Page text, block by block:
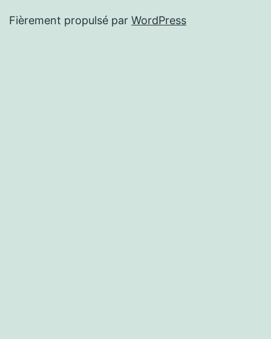
Fièrement propulsé par WordPress